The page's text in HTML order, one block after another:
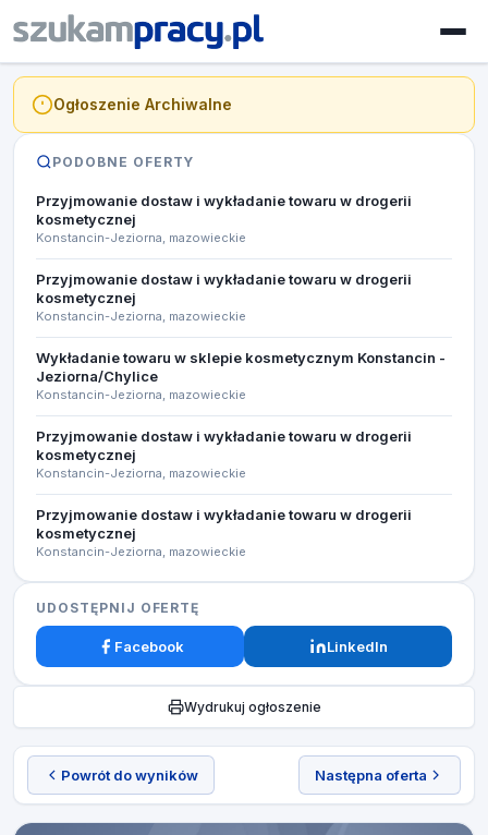
Powrót do wyników Następna oferta
Ogłoszenie Archiwalne
PODOBNE OFERTY
Przyjmowanie dostaw i wykładanie towaru w drogerii
kosmetycznej
Konstancin-Jeziorna, mazowieckie
Przyjmowanie dostaw i wykładanie towaru w drogerii
kosmetycznej
Konstancin-Jeziorna, mazowieckie
Wykładanie towaru w sklepie kosmetycznym Konstancin -
Jeziorna/Chylice
Konstancin-Jeziorna, mazowieckie
Przyjmowanie dostaw i wykładanie towaru w drogerii
kosmetycznej
Konstancin-Jeziorna, mazowieckie
Przyjmowanie dostaw i wykładanie towaru w drogerii
kosmetycznej
Konstancin-Jeziorna, mazowieckie
UDOSTĘPNIJ OFERTĘ
Facebook LinkedIn
Wydrukuj ogłoszenie